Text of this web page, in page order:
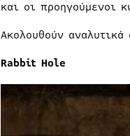
και οι προηγούμενοι
Ακολουθούν
Rabbit Hole